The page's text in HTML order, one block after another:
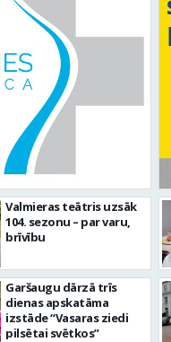
teātra līdz
kā attīstīsies
Valmieras teātris uzsāk
104. sezonu – par varu,
brīvību
Garšaugu dārzā trīs
dienas apskatāma
izstāde “Vasaras ziedi
pilsētai svētkos”